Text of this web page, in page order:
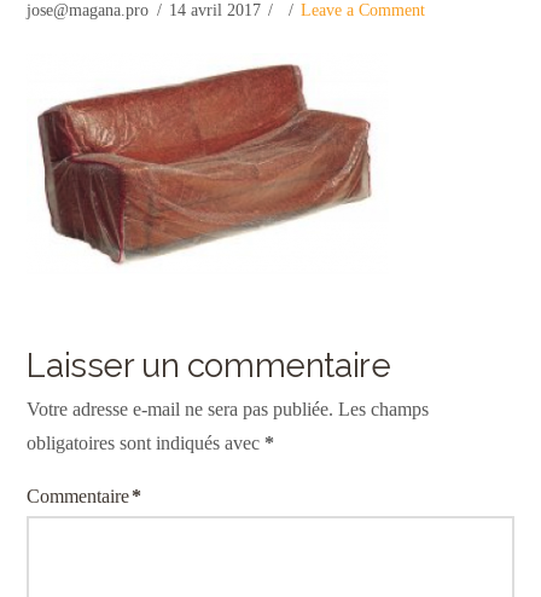
jose@magana.pro 14 avril 2017 Leave a Comment
Laisser un commentaire
Votre adresse e-mail ne sera pas publiée. Les champs
obligatoires sont indiqués avec *
Commentaire*